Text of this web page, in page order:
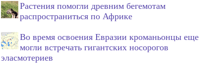
Растения помогли древним бегемотам
распространиться по Африке
Во время освоения Евразии кроманьонцы еще
могли встречать гигантских носорогов
эласмотериев